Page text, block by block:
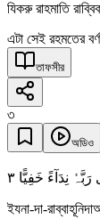
যিকরু রাহমাতি
এটা সেই রহমতের
তাফসীর
৩
অডিও
رَبَّہٗ نِدَآءً خَفِیًّا ٣
ইযনা-দা-